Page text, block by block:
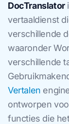
DocTranslator
vertaaldienst
verschillende
waaronder
verschillende
Vertalen
ontworpen
functies die